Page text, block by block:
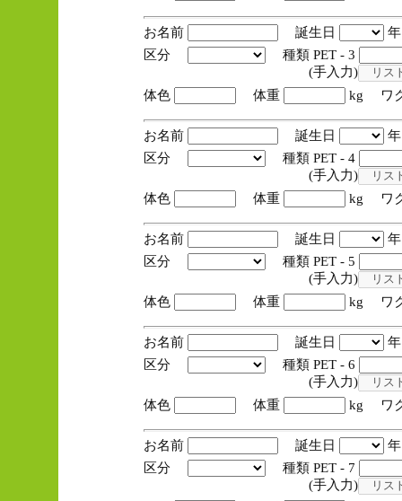
お名前 誕生日
区分
種類 PET - 3
(手入力)
体色
体重 kg ワ
お名前 誕生日
区分
種類 PET - 4
(手入力)
体色
体重 kg ワ
お名前 誕生日
区分
種類 PET - 5
(手入力)
体色
体重 kg ワ
お名前 誕生日
区分
種類 PET - 6
(手入力)
体色
体重 kg ワ
お名前 誕生日
区分
種類 PET - 7
(手入力)